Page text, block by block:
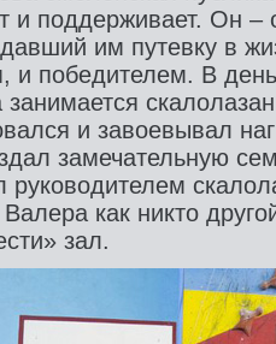
и поддерживает. Он –
им путевку в
и победителем. В
занимается
и завоевывал
замечательную
руководителем
как никто
зал.